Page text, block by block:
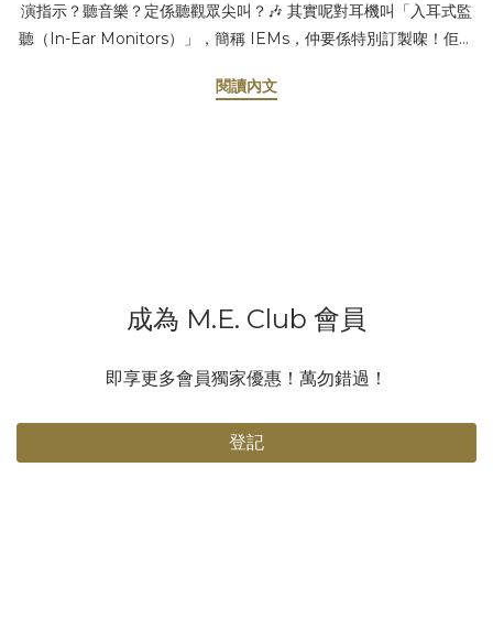
演指示？聽音樂？定係聽觀眾尖叫？🎶 其實呢對耳機叫「入耳式監
聽（In-Ear Monitors）」，簡稱 IEMs，仲要係特別訂製㗎！佢嘅
場咁大，又多人又嘈，歌手好難聽到自己唱成點，有冇走音、有冇
達指令，例如調整演唱、開始或停止，確保演出順利進行。遇到突
容，唔會亂晒大龍！ 有人會問：「戴耳機咪聽唔到粉絲尖叫？」放
點會忽略你哋啊！💕 所以話，呢對耳機真係演唱會嘅秘密武器，冇
咗佢，歌手嘅表現可能就冇咁完美喇！下次睇演唱會，見到歌手戴
閱讀內文
成為 M.E. Club 會員
即享更多會員獨家優惠！萬勿錯過！
登記